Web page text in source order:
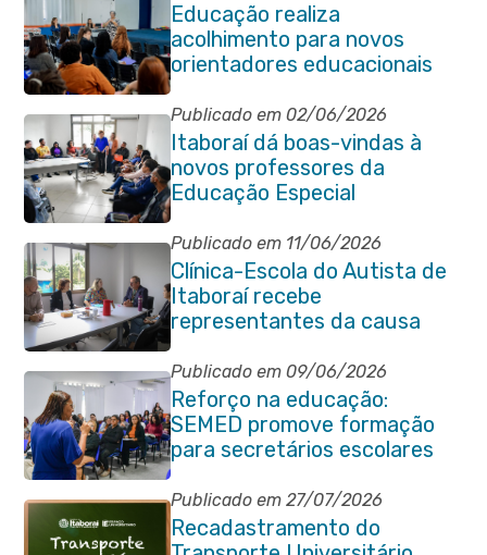
Educação realiza
acolhimento para novos
orientadores educacionais
da rede municipal
Publicado em 02/06/2026
Itaboraí dá boas-vindas à
novos professores da
Educação Especial
Publicado em 11/06/2026
Clínica-Escola do Autista de
Itaboraí recebe
representantes da causa
atípica de Santa Catarina
Publicado em 09/06/2026
Reforço na educação:
SEMED promove formação
para secretários escolares
Publicado em 27/07/2026
Recadastramento do